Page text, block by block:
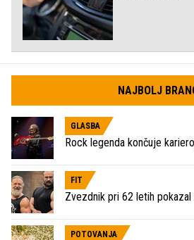
NAJBOLJ
GLASBA
Rock legenda končuje
FIT
Zvezdnik pri 62 letih
POTOVANJA